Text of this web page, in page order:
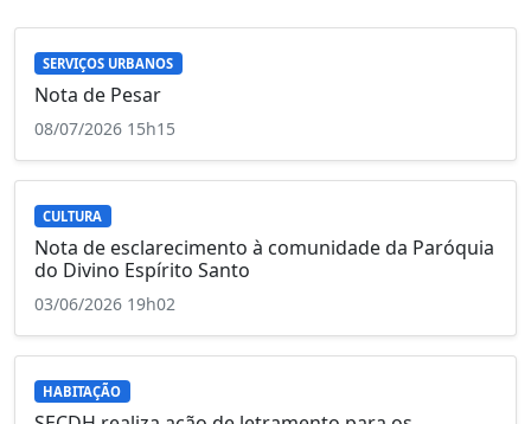
SERVIÇOS URBANOS
Nota de Pesar
08/07/2026 15h15
CULTURA
Nota de esclarecimento à comunidade da Paróquia
do Divino Espírito Santo
03/06/2026 19h02
HABITAÇÃO